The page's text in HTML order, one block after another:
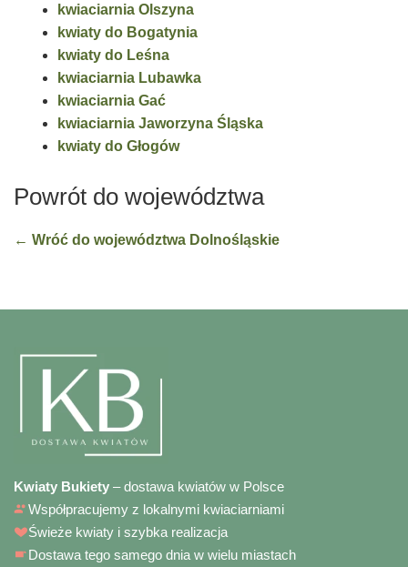
kwiaciarnia Olszyna
kwiaty do Bogatynia
kwiaty do Leśna
kwiaciarnia Lubawka
kwiaciarnia Gać
kwiaciarnia Jaworzyna Śląska
kwiaty do Głogów
Powrót do województwa
← Wróć do województwa Dolnośląskie
Kwiaty Bukiety – dostawa kwiatów w Polsce
Współpracujemy z lokalnymi kwiaciarniami
Świeże kwiaty i szybka realizacja
Dostawa tego samego dnia w wielu miastach